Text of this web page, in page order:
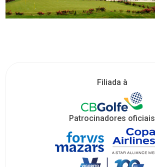
Filiada à
Patrocinadores oficiais